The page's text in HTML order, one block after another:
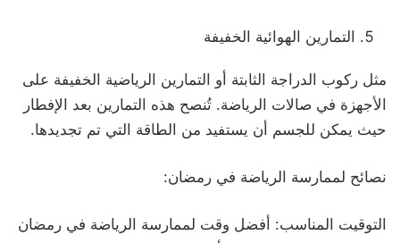
التمارين الهوائية الخفيفة
مثل ركوب الدراجة الثابتة أو التمارين الرياضية الخفيفة على
الأجهزة في صالات الرياضة. تُنصح هذه التمارين بعد الإفطار
حيث يمكن للجسم أن يستفيد من الطاقة التي تم تجديدها.
نصائح لممارسة الرياضة في رمضان:
التوقيت المناسب: أفضل وقت لممارسة الرياضة في رمضان